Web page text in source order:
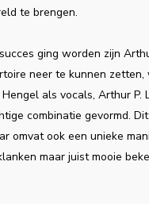
te brengen.
ging worden zijn
neer te kunnen
als vocals, Arthur
combinatie gevormd.
omvat ook een unieke
maar juist mooie